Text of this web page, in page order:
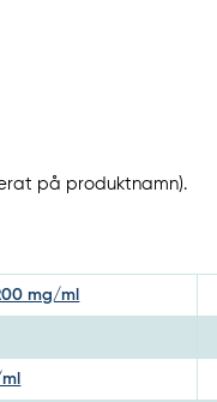
på produktnamn).
mg/ml